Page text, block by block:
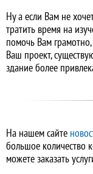
Ну а если Вам не
тратить время на
помочь Вам
Ваш проект,
здание более
На нашем сайте
большое количество
можете заказать